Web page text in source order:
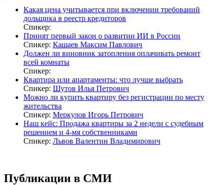
Какая цена учитывается при включении требований
дольщика в реестр кредиторов
Спикер:
Принят первый закон о развитии ИИ в России
Спикер: Кашаев Максим Павлович
Должен ли виновник затопления оплачивать ремонт
всей комнаты
Спикер:
Квартира или апартаменты: что лучше выбрать
Спикер: Шутов Илья Петрович
Можно ли купить квартиру без регистрации по месту
жительства
Спикер: Меркулов Игорь Петрович
Наш кейс: Продажа квартиры за 2 недели с судебным
решением и 4-мя собственниками
Спикер: Львов Валентин Владимирович
Публикации в СМИ